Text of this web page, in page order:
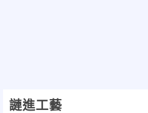
謰進工藝